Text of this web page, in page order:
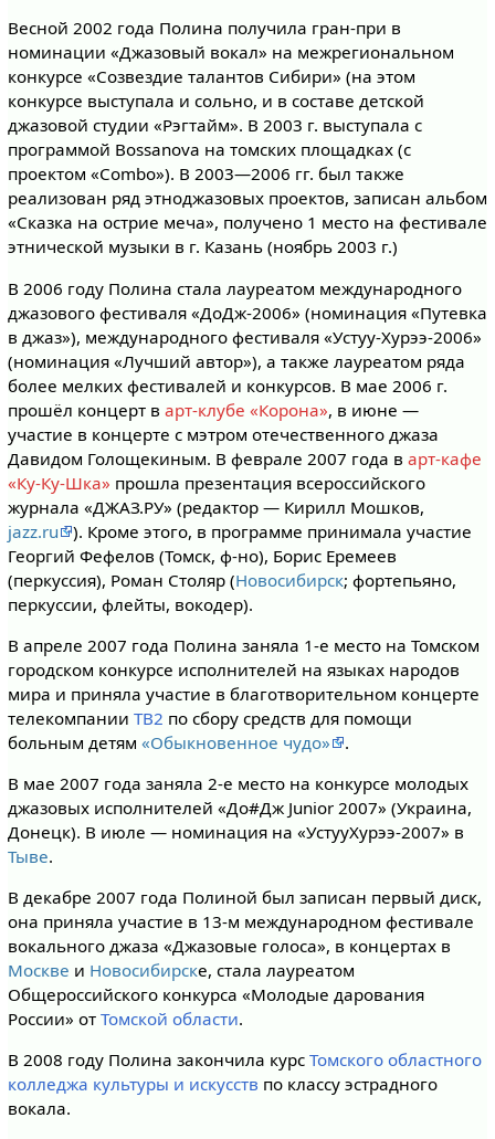
Весной 2002 года Полина получила гран-при в
номинации «Джазовый вокал» на межрегиональном
конкурсе «Созвездие талантов Сибири» (на этом
конкурсе выступала и сольно, и в составе детской
джазовой студии «Рэгтайм». В 2003 г. выступала с
программой Bossanova на томских площадках (с
проектом «Combo»). В 2003—2006 гг. был также
реализован ряд этноджазовых проектов, записан альбом
«Сказка на острие меча», получено 1 место на фестивале
этнической музыки в г. Казань (ноябрь 2003 г.)
В 2006 году Полина стала лауреатом международного
джазового фестиваля «ДоДж-2006» (номинация «Путевка
в джаз»), международного фестиваля «Устуу-Хурээ-2006»
(номинация «Лучший автор»), а также лауреатом ряда
более мелких фестивалей и конкурсов. В мае 2006 г.
прошёл концерт в арт-клубе «Корона», в июне —
участие в концерте с мэтром отечественного джаза
Давидом Голощекиным. В феврале 2007 года в арт-кафе
«Ку-Ку-Шка» прошла презентация всероссийского
журнала «ДЖАЗ.РУ» (редактор — Кирилл Мошков,
jazz.ru
). Кроме этого, в программе принимала участие
Георгий Фефелов (Томск, ф-но), Борис Еремеев
(перкуссия), Роман Столяр (Новосибирск; фортепьяно,
перкуссии, флейты, вокодер).
В апреле 2007 года Полина заняла 1-е место на Томском
городском конкурсе исполнителей на языках народов
мира и приняла участие в благотворительном концерте
телекомпании ТВ2 по cбору средств для помощи
больным детям «Обыкновенное чудо»
.
В мае 2007 года заняла 2-е место на конкурсе молодых
джазовых исполнителей «До#Дж Junior 2007» (Украина,
Донецк). В июле — номинация на «УстууХурээ-2007» в
Тыве.
В декабре 2007 года Полиной был записан первый диск,
она приняла участие в 13-м международном фестивале
вокального джаза «Джазовые голоса», в концертах в
Москве и Новосибирске, стала лауреатом
Общероссийского конкурса «Молодые дарования
России» от Томской области.
В 2008 году Полина закончила курс Томского областного
колледжа культуры и искусств по классу эстрадного
вокала.